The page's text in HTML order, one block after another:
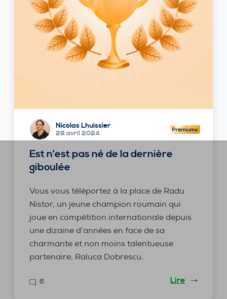
Nicolas Lhuissier
29 avril 2024
Est n’est pas né de la dernière
giboulée
Vous vous téléportez à la place de Radu
Nistor, un jeune champion roumain qui
joue en compétition internationale depuis
une dizaine d’années en face de sa
charmante et non moins talentueuse
partenaire, Raluca Dobrescu.
6 Lire